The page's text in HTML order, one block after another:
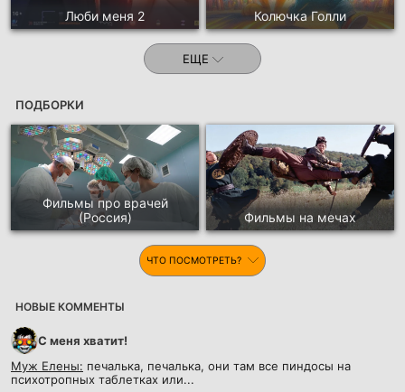
Люби меня 2 Колючка Голли
ЕЩЕ
ПОДБОРКИ
Фильмы про врачей
(Россия)
Фильмы на мечах
ЧТО ПОСМОТРЕТЬ?
НОВЫЕ КОММЕНТЫ
С меня хватит!
Муж Елены: печалька, печалька, они там все пиндосы на
психотропных таблетках или...